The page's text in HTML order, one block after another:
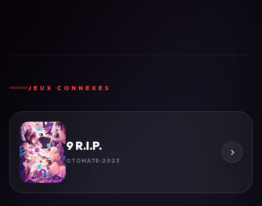
JEUX CONNEXES
9 R.I.P.
OTOMATE 2023